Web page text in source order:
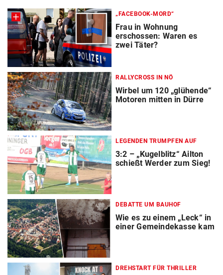
„FACEBOOK-MORD“
Frau in Wohnung
erschossen: Waren es
zwei Täter?
RALLYCROSS IN NÖ
Wirbel um 120 „glühende“
Motoren mitten in Dürre
LEGENDEN TRUMPFEN AUF
3:2 – „Kugelblitz“ Ailton
schießt Werder zum Sieg!
DEBATTE UM BAUHOF
Wie es zu einem „Leck“ in
einer Gemeindekasse kam
DREHSTART FÜR THRILLER